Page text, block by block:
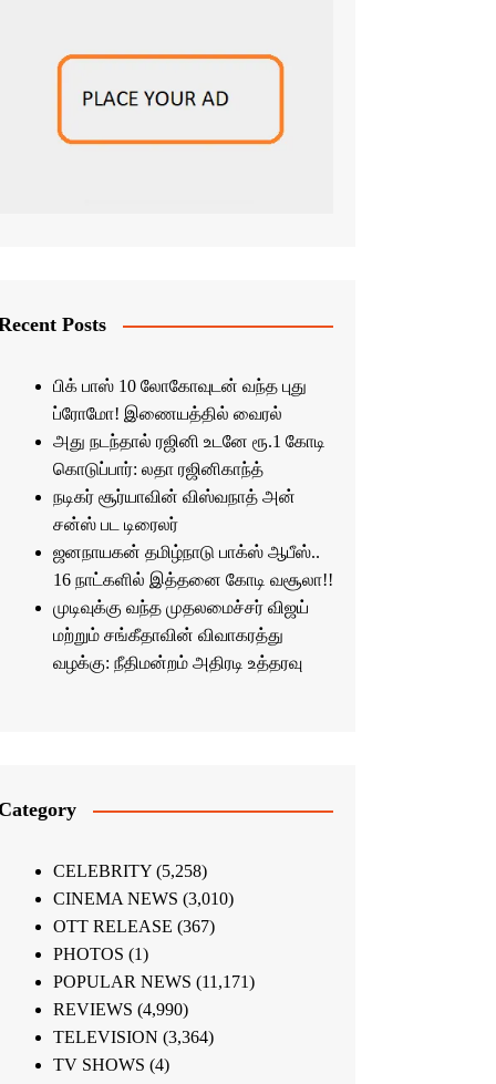
Posts
பிக் பாஸ் 10 லோகோவுடன் வந்த புது
ப்ரோமோ! இணையத்தில் வைரல்
அது நடந்தால் ரஜினி உடனே ரூ.1 கோடி
கொடுப்பார்: லதா ரஜினிகாந்த்
நடிகர் சூர்யாவின் விஸ்வநாத் அன்
சன்ஸ் பட டிரைலர்
ஜனநாயகன் தமிழ்நாடு பாக்ஸ் ஆபீஸ்..
16 நாட்களில் இத்தனை கோடி வசூலா!!
முடிவுக்கு வந்த முதலமைச்சர் விஜய்
மற்றும் சங்கீதாவின் விவாகரத்து
வழக்கு: நீதிமன்றம் அதிரடி உத்தரவு
CELEBRITY(5,258)
CINEMA NEWS (3,010)
OTT RELEASE (367)
PHOTOS (1)
POPULAR NEWS (11,171)
REVIEWS (4,990)
TELEVISION (3,364)
TV SHOWS (4)